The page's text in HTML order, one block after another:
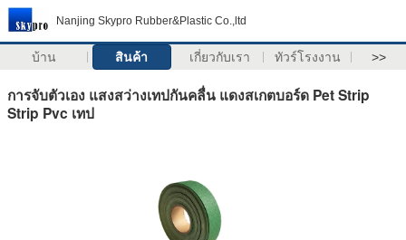
Nanjing Skypro Rubber&Plastic Co.,ltd
บ้าน สินค้า เกี่ยวกับเรา ทัวร์โรงงาน >>
การจับตัวเอง แสงสว่างเทปกันคลื่น แดงสเกตบอร์ด Pet Strip
Strip Pvc เทป